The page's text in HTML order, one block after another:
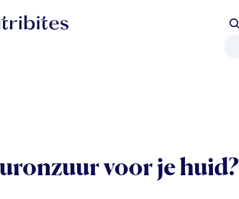
voor je huid?